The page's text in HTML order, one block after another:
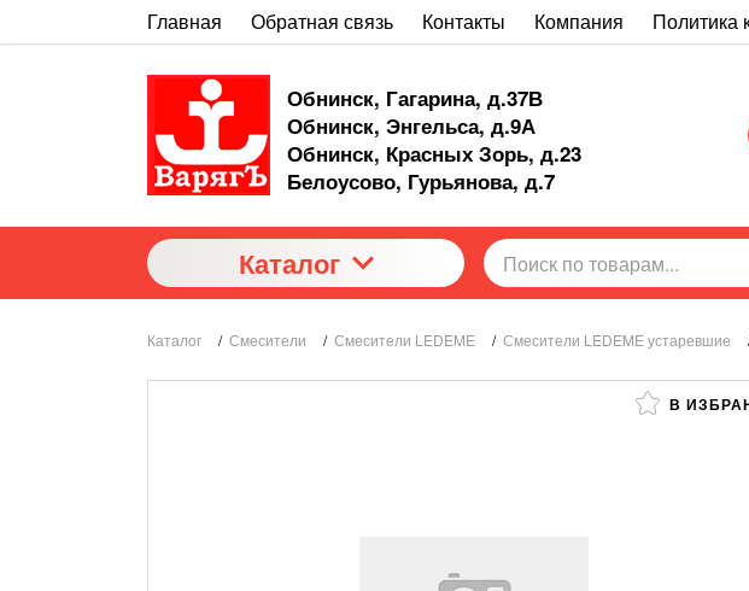
Главная Обратная связь Контакты Компания Политика
Обнинск, Гагарина, д.37В
Обнинск, Энгельса, д.9А
Обнинск, Красных Зорь, д.23
Белоусово, Гурьянова, д.7
Каталог
Каталог / Смесители / Смесители LEDEME / Смесители LEDEME устаревшие
В